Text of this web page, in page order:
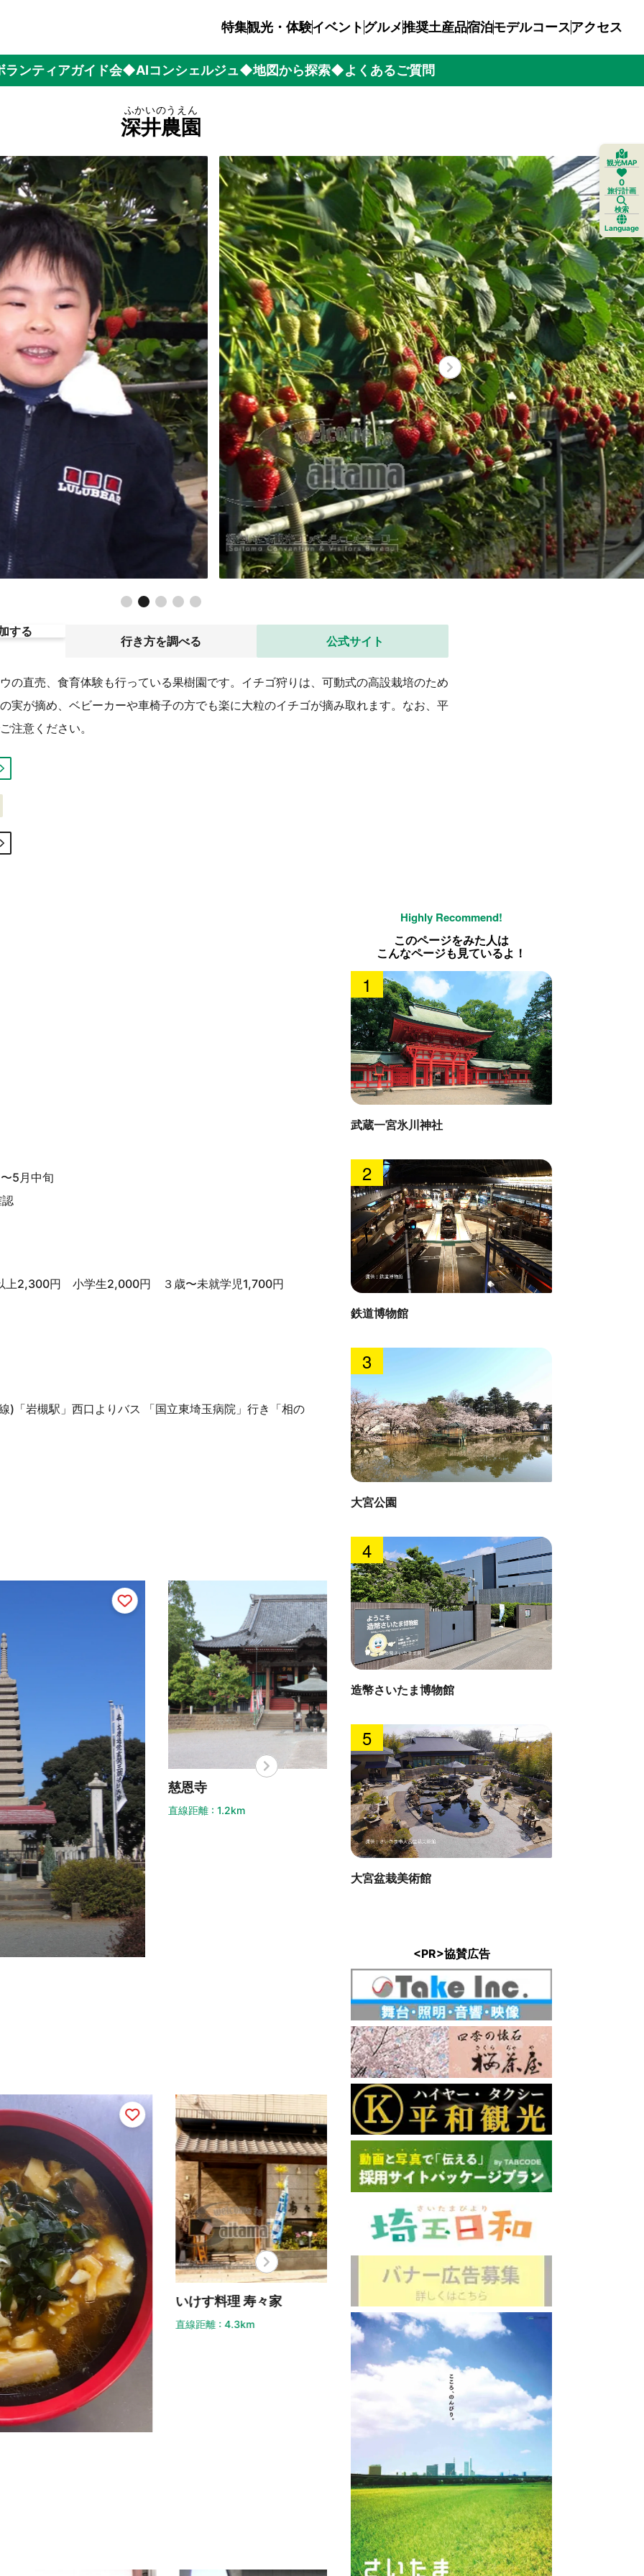
特集観光・体験イベントグルメ推奨土産品宿泊モデルコースアクセス
ンティアガイド会◆AIコンシェルジュ◆地図から探索◆よくあるご質問
深井農園
ふかいのうえん
する
行き方を調べる 公式サイト
の直売、食育体験も行っている果樹園です。イチゴ狩りは、可動式の高設栽培のため
実が摘め、ベビーカーや車椅子の方でも楽に大粒のイチゴが摘み取れます。なお、平
注意ください。
5月中旬
上2,300円 小学生2,000円 ３歳〜未就学児1,700円
)「岩槻駅」西口よりバス 「国立東埼玉病院」行き「相の
寺
距離 : 1.2km
直線距離 : 1.5km
す料理 寿々家
距離 : 4.3km
このページをみた人は
こんなページも見ているよ！
武蔵一宮氷川神社
1
鉄道博物館
2
大宮公園
3
造幣さいたま博物館
4
大宮盆栽美術館
5
<PR>協賛広告
観光MAP
0
旅行計画
検索
Language